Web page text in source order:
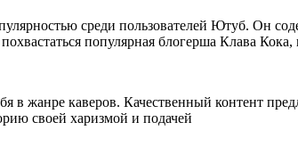
среди пользователей Ютуб. Он
популярная блогерша Клава Кока,
в жанре каверов. Качественный контент
своей харизмой и подачей